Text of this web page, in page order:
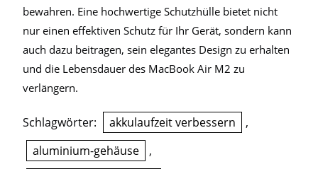
bewahren. Eine hochwertige Schutzhülle bietet nicht
nur einen effektiven Schutz für Ihr Gerät, sondern kann
auch dazu beitragen, sein elegantes Design zu erhalten
und die Lebensdauer des MacBook Air M2 zu
verlängern.
Schlagwörter: akkulaufzeit verbessern
,
aluminium-gehäuse
,